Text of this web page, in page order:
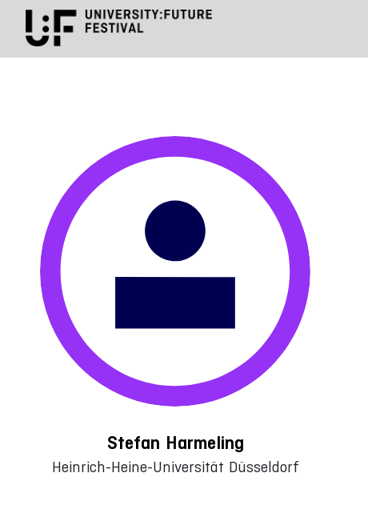
Stefan Harmeling
Heinrich-Heine-Universität Düsseldorf